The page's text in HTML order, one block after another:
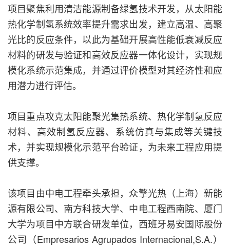
项目聚焦利用清洁能源制备绿氢技术开发，从太阳能
热化学制氢系统效率提升需求出发，建立高温、高聚
光比的反应条件，以此为基础开展高性能低衰减反应
材料的研发与验证和高效反应器一体化设计，实现规
模化系统示范集成，并通过评价模型对其经济性和应
用潜力进行评估。
项目重点攻克太阳能聚光集热系统、热化学制氢反应
材料、高效制氢反应器、系统仿真与集成等关键技
术，并实现规模化示范平台验证，为未来工程应用提
供支撑。
该项目由中电工程牵头承担，众擎光热（上海）新能
源有限公司、南方科技大学、中电工程西南院、厦门
大学为项目中方联合研发单位，西班牙易安国际股份
公司（Empresarios Agrupados Internacional,S.A.）